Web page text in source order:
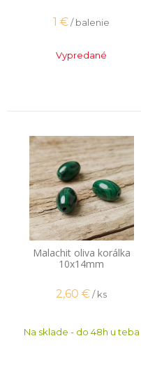
1 €/ balenie
Vypredané
Malachit oliva korálka
10x14mm
2,60 €/ ks
Na sklade - do 48h u teba